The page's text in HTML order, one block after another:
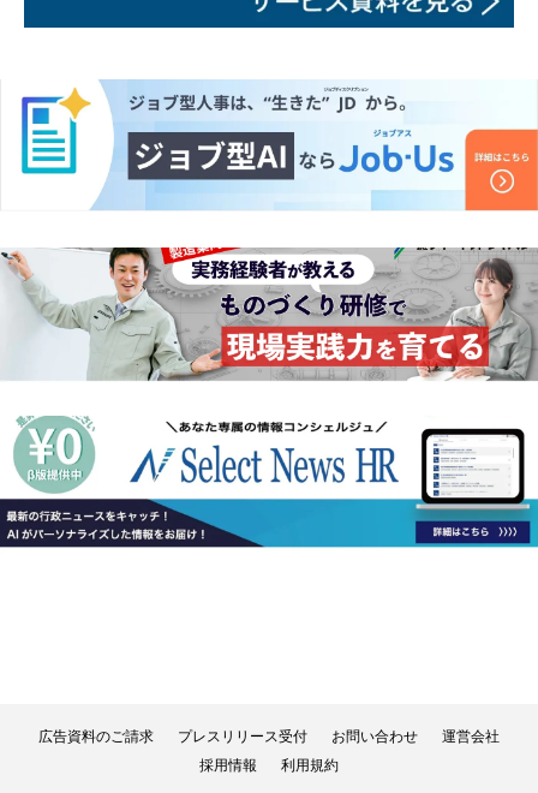
広告資料のご請求 プレスリリース受付 お問い合わせ
運営会社
採用情報
利用規約